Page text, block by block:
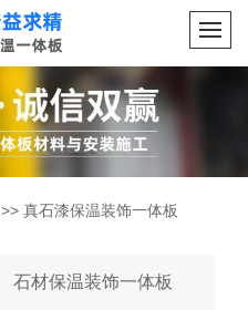
>> 真石漆保温装饰一体板
石材保温装饰一体板